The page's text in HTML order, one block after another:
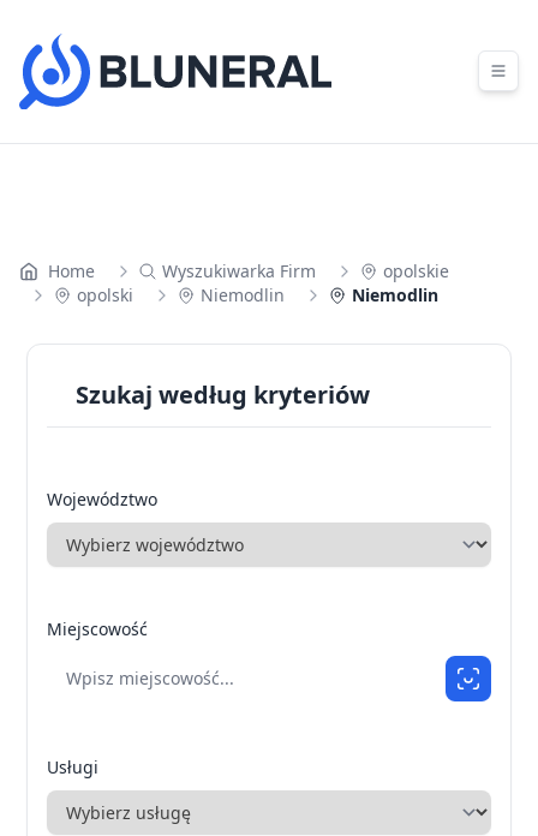
Home Wyszukiwarka Firm
opolskie
opolski
Niemodlin Niemodlin
Szukaj według kryteriów
Województwo
Miejscowość
Usługi